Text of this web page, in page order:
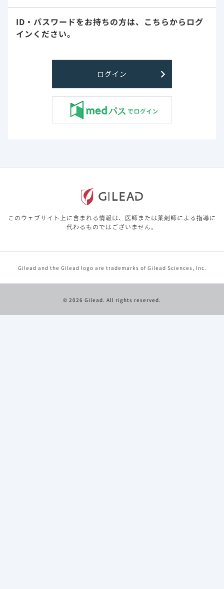
③内容物が溶解しきれない場合は、攪拌及び静置を繰り
いことを目視で確認します。
欠陥・変色や微粒子がみられた場合は使用しないでくだ
注射用水に溶解後、20～25℃で24時間又は2～8℃で48時間
以内に使用するようにしてください。
希釈方法
ID・パスワードをお持ちの方は、 こちらからログ
インください。
ログイン
このウェブサイト上に含まれる情報は、医師または薬剤師による指導に
代わるものではございません。
Gilead and the Gilead logo are trademarks of Gilead Sciences, Inc.
© 2026 Gilead. All rights reserved.